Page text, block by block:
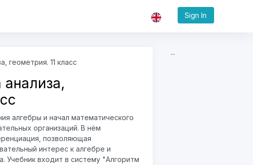
Sign In
геометрия. 11 класс
алгебры и начал математического
организаций. В нём
позволяющая
интерес к алгебре и
Учебник входит в систему "Алгоритм
...